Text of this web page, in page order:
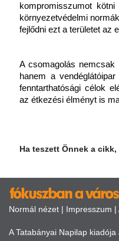
kompromisszumot
környezetvédelmi
fejlődni ezt a területet az
A csomagolás nemcsak
hanem a
fenntarthatósági célok
az étkezési élményt is
Ha teszett Önnek a
Normál nézet | Impresszum |
A Tatabányai Napilap